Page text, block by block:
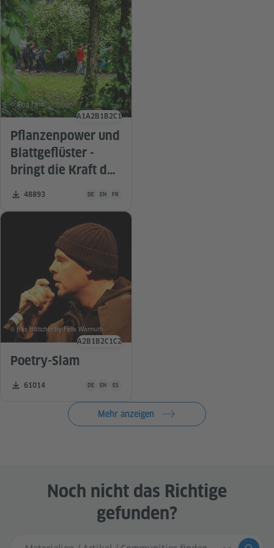
Pflanzenpower und
Blattgeflüster -
bringt die Kraft der
Biodiversität an
Zahl der Downloads:
48893 Unterrichtsmaterial ist in folgenden Sprachen verfügbar
DE EN FR
© Sing Films
Sprachniveau
A1A2 B1 B2C1
Poetry-Slam
Zahl der Downloads:
61014 Unterrichtsmaterial ist in folgenden Sprachen verfügbar
DE EN ES
© Bas Böttcher by Felix Warmuth
Sprachniveau
A2 B1 B2C1C2
Mehr anzeigen
Noch nicht das Richtige
gefunden?